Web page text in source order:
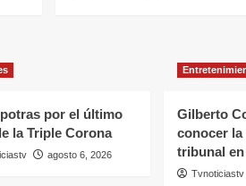
por el último
la Triple Corona
agosto 6, 2026
Gilberto
conocer la
tribunal
Tvnoticiastv